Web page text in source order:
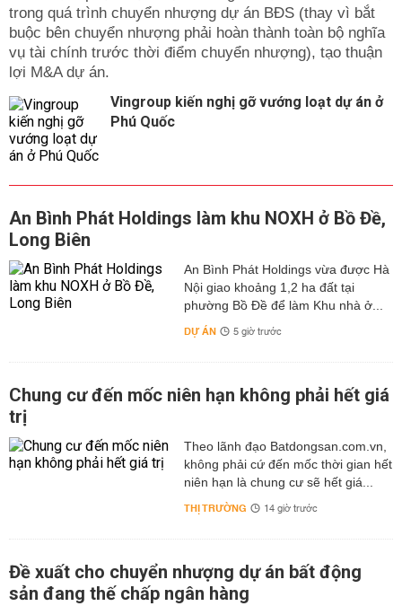
trong quá trình chuyển nhượng dự án BĐS (thay vì bắt
buộc bên chuyển nhượng phải hoàn thành toàn bộ nghĩa
vụ tài chính trước thời điểm chuyển nhượng), tạo thuận
lợi M&A dự án.
Vingroup kiến nghị gỡ vướng loạt dự án ở
Phú Quốc
An Bình Phát Holdings làm khu NOXH ở Bồ Đề,
Long Biên
An Bình Phát Holdings vừa được Hà
Nội giao khoảng 1,2 ha đất tại
phường Bồ Đề để làm Khu nhà ở...
DỰ ÁN 5 giờ trước
Chung cư đến mốc niên hạn không phải hết giá
trị
Theo lãnh đạo Batdongsan.com.vn,
không phải cứ đến mốc thời gian hết
niên hạn là chung cư sẽ hết giá...
THỊ TRƯỜNG 14 giờ trước
Đề xuất cho chuyển nhượng dự án bất động
sản đang thế chấp ngân hàng